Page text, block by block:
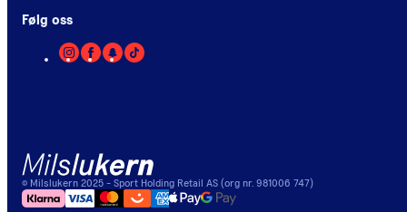
Følg oss
© Milslukern 2025 - Sport Holding Retail AS (org nr. 981006 747)